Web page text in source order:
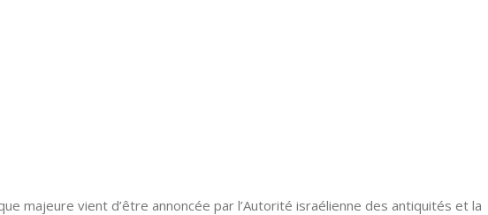
majeure vient d’être annoncée par l’Autorité israélienne des antiquités et la